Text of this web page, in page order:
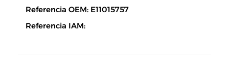
Referencia OEM: E11015757
Referencia IAM: